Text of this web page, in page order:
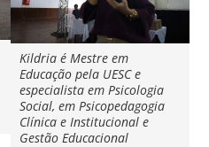
Kildria é Mestre em
Educação pela UESC e
especialista em Psicologia
Social, em Psicopedagogia
Clínica e Institucional e
Gestão Educacional